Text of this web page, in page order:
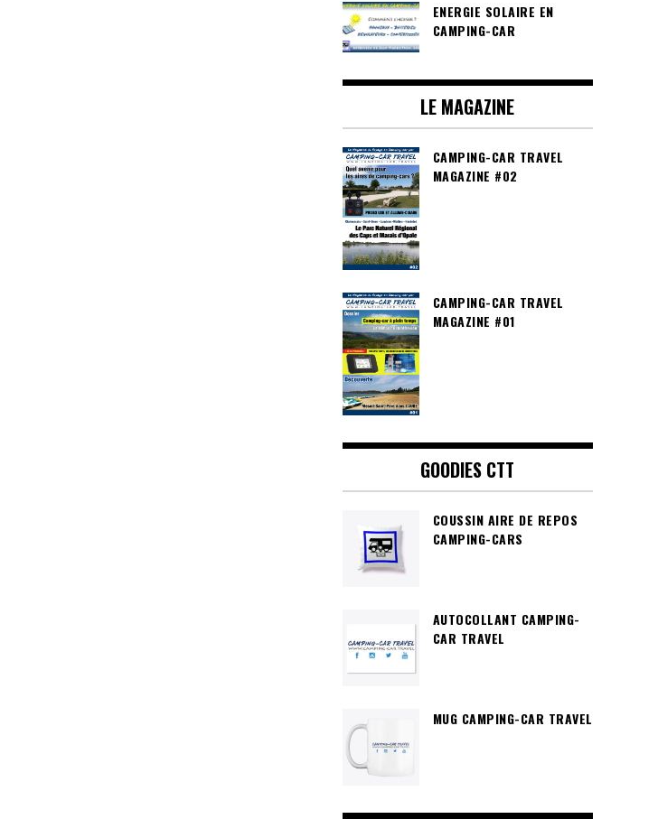
ENERGIE SOLAIRE EN
CAMPING-CAR
LE MAGAZINE
CAMPING-CAR TRAVEL
MAGAZINE #02
CAMPING-CAR TRAVEL
MAGAZINE #01
GOODIES CTT
COUSSIN AIRE DE REPOS
CAMPING-CARS
AUTOCOLLANT CAMPING-
CAR TRAVEL
MUG CAMPING-CAR TRAVEL